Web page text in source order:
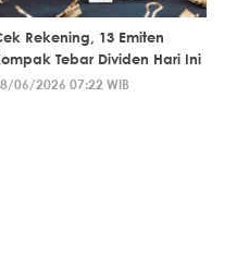
Rekening, 13 Emiten
Tebar Dividen Hari Ini
06/2026 07:22 WIB